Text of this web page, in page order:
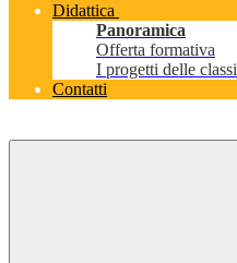
Didattica
Panoramica
Offerta formativa
I progetti delle classi
Contatti